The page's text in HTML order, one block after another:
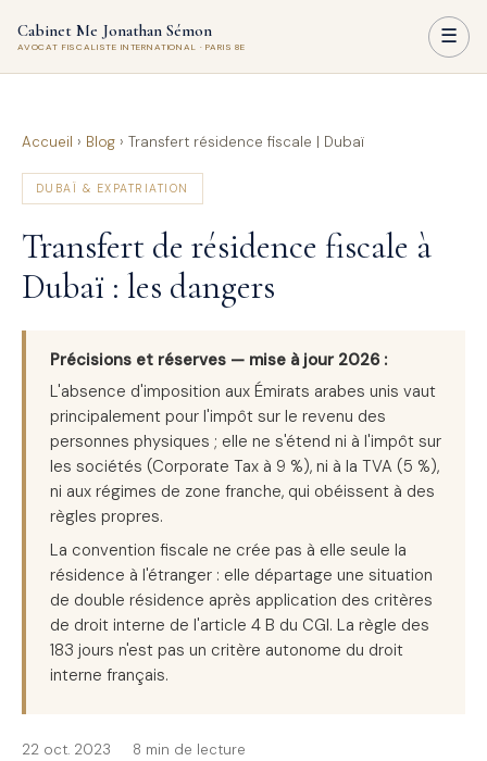
Cabinet Me Jonathan Sémon
AVOCAT FISCALISTE INTERNATIONAL · PARIS 8E ☰
Accueil › Blog › Transfert résidence fiscale | Dubaï
DUBAÏ & EXPATRIATION
Transfert de résidence fiscale à
Dubaï : les dangers
Précisions et réserves — mise à jour 2026 :
L'absence d'imposition aux Émirats arabes unis vaut
principalement pour l'impôt sur le revenu des
personnes physiques ; elle ne s'étend ni à l'impôt sur
les sociétés (Corporate Tax à 9 %), ni à la TVA (5 %),
ni aux régimes de zone franche, qui obéissent à des
règles propres.
La convention fiscale ne crée pas à elle seule la
résidence à l'étranger : elle départage une situation
de double résidence après application des critères
de droit interne de l'article 4 B du CGI. La règle des
183 jours n'est pas un critère autonome du droit
interne français.
22 oct. 2023 8 min de lecture